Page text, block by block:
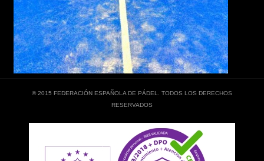
© 2015 FEDERACIÓN ESPAÑOLA DE PÁDEL. TODOS LOS DERECHOS
RESERVADOS